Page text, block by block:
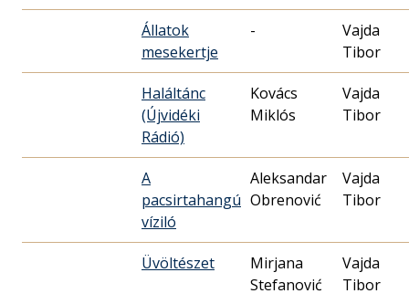
Állatok
mesekertje
-
Vajda
Tibor
Haláltánc
(Újvidéki
Rádió)
Kovács
Miklós
Vajda
Tibor
A
pacsirtahangú
víziló
Aleksandar
Obrenović
Vajda
Tibor
Üvöltészet
Mirjana
Stefanović
Vajda
Tibor